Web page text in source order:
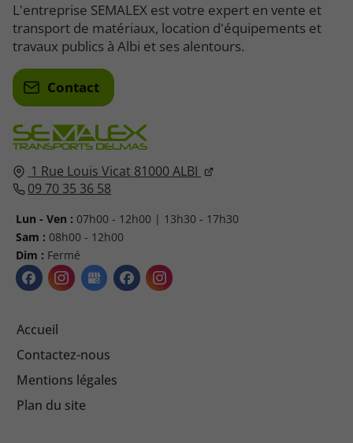
1 Rue Louis Vicat 81000ALBI
09 70 35 36 58
Lun - Ven : 07h00 - 12h00 | 13h30 - 17h30
Sam : 08h00 - 12h00
Dim : Fermé
Accueil
Contactez-nous
Mentions légales
Plan du site
L'entreprise SEMALEX est votre expert en vente et
transport de matériaux, location d'équipements et
travaux publics à Albi et ses alentours.
Contact